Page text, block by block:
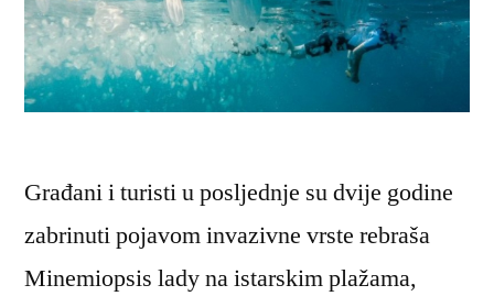
Građani i turisti u posljednje su dvije godine
zabrinuti pojavom invazivne vrste rebraša
Minemiopsis lady na istarskim plažama,